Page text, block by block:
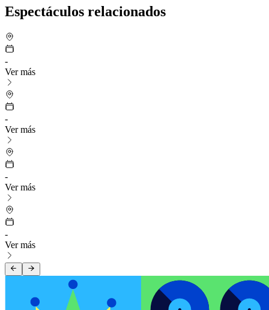
Espectáculos relacionados
-
Ver más
-
Ver más
-
Ver más
-
Ver más